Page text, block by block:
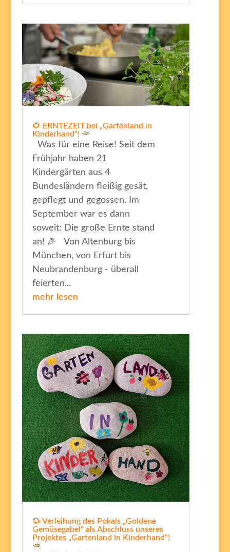
🌻 ERNTEZEIT bei „Gartenland in
Kinderhand“! 🥕
Was für eine Reise! Seit dem
Frühjahr haben 21
Kindergärten aus 4
Bundesländern fleißig gesät,
gepflegt und gegossen. Im
September war es dann
soweit: Die große Ernte stand
an! 🎉 Von Altenburg bis
München, von Erfurt bis
Neubrandenburg - überall
feierten...
mehr lesen
🌻 Verleihung des Pokals „Goldene
Gemüsegabel“ als Abschluss unseres
Projektes „Gartenland in Kinderhand“!
🥕